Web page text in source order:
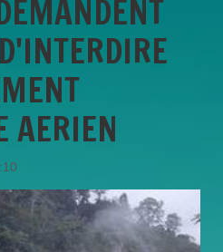
AERIEN